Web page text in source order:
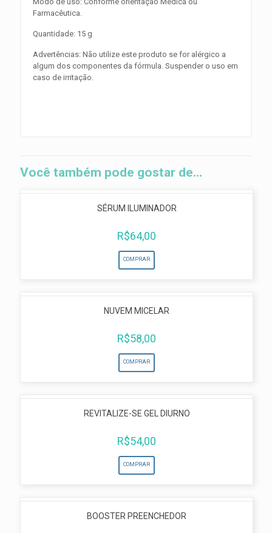
Farmacêutica.
Quantidade: 15 g
Advertências: Não utilize este produto se for alérgico a
algum dos componentes da fórmula. Suspender o uso em
caso de irritação.
Você também pode gostar de…
SÉRUM ILUMINADOR
R$64,00
COMPRAR
NUVEM MICELAR
R$58,00
COMPRAR
REVITALIZE-SE GEL DIURNO
R$54,00
COMPRAR
BOOSTER PREENCHEDOR